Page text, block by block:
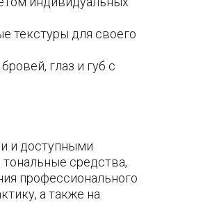
текстуры для своего
глаз и губ с
и доступными
средства,
профессионального
а также на